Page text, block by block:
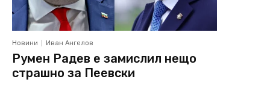
Новини Иван Ангелов
Румен Радев е замислил нещо
страшно за Пеевски